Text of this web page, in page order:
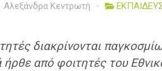
Αλεξάνδρα Κεντρωτή
διακρίνονται
από φοιτητές του